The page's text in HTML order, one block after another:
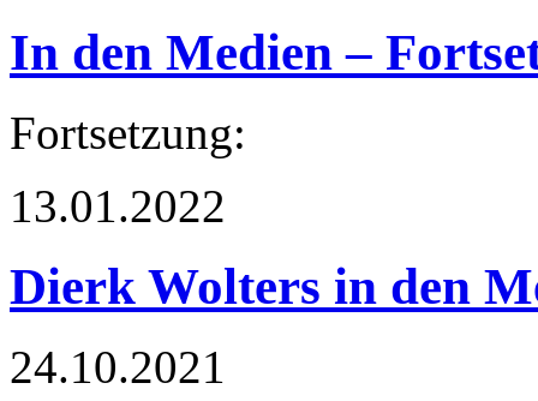
In den Medien –
Fortsetzung:
13.01.2022
Dierk Wolters in den
24.10.2021